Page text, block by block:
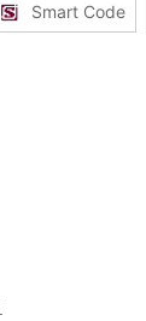
Smart Code